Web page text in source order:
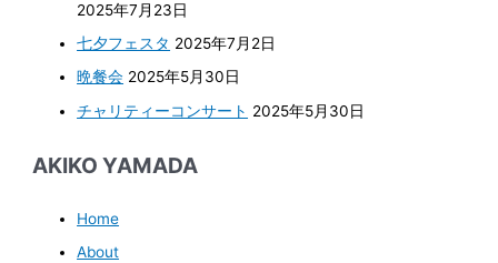
2025年7月23日
七夕フェスタ 2025年7月2日
晩餐会 2025年5月30日
チャリティーコンサート 2025年5月30日
AKIKO YAMADA
Home
About